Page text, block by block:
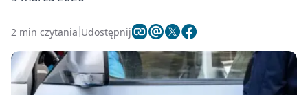
2 min czytania Udostępnij